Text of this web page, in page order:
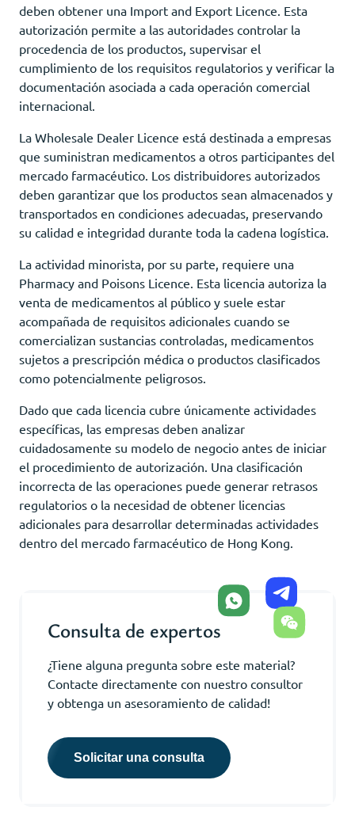
deben obtener una Import and Export Licence. Esta
autorización permite a las autoridades controlar la
procedencia de los productos, supervisar el
cumplimiento de los requisitos regulatorios y verificar la
documentación asociada a cada operación comercial
internacional.
La Wholesale Dealer Licence está destinada a empresas
que suministran medicamentos a otros participantes del
mercado farmacéutico. Los distribuidores autorizados
deben garantizar que los productos sean almacenados y
transportados en condiciones adecuadas, preservando
su calidad e integridad durante toda la cadena logística.
La actividad minorista, por su parte, requiere una
Pharmacy and Poisons Licence. Esta licencia autoriza la
venta de medicamentos al público y suele estar
acompañada de requisitos adicionales cuando se
comercializan sustancias controladas, medicamentos
sujetos a prescripción médica o productos clasificados
como potencialmente peligrosos.
Dado que cada licencia cubre únicamente actividades
específicas, las empresas deben analizar
cuidadosamente su modelo de negocio antes de iniciar
el procedimiento de autorización. Una clasificación
incorrecta de las operaciones puede generar retrasos
regulatorios o la necesidad de obtener licencias
adicionales para desarrollar determinadas actividades
dentro del mercado farmacéutico de Hong Kong.
Consulta de expertos
¿Tiene alguna pregunta sobre este material?
Contacte directamente con nuestro consultor
y obtenga un asesoramiento de calidad!
Solicitar una consulta